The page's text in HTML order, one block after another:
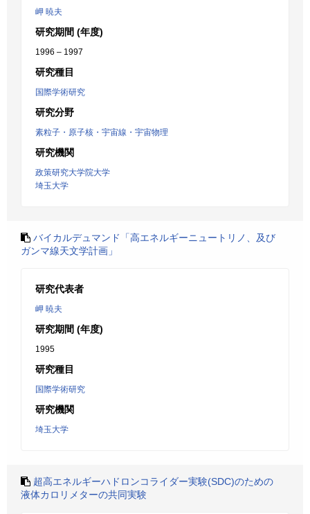
岬 暁夫
研究期間 (年度)
1996 – 1997
研究種目
国際学術研究
研究分野
素粒子・原子核・宇宙線・宇宙物理
研究機関
政策研究大学院大学
埼玉大学
バイカルデュマンド「高エネルギーニュートリノ、及び
ガンマ線天文学計画」
研究代表者
岬 暁夫
研究期間 (年度)
1995
研究種目
国際学術研究
研究機関
埼玉大学
超高エネルギーハドロンコライダー実験(SDC)のための
液体カロリメターの共同実験